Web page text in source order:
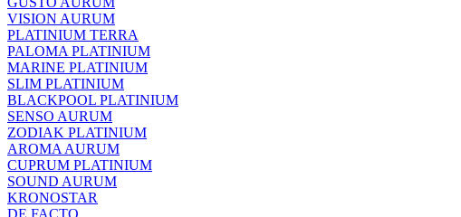
VISION AURUM
PLATINIUM TERRA
PALOMA PLATINIUM
MARINE PLATINIUM
SLIM PLATINIUM
BLACKPOOL PLATINIUM
SENSO AURUM
ZODIAK PLATINIUM
AROMA AURUM
CUPRUM PLATINIUM
SOUND AURUM
KRONOSTAR
DE FACTO